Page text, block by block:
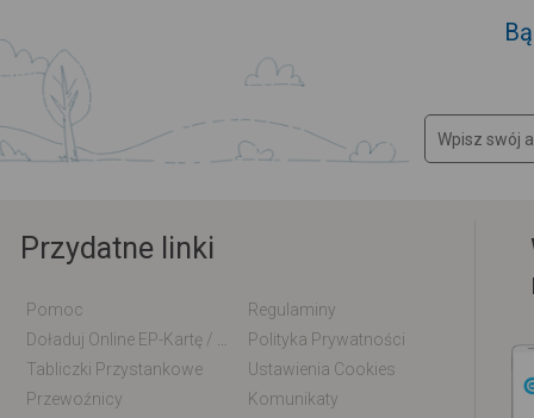
Przydatne linki
Pomoc
Regulaminy
Polityka Prywatności
Tabliczki Przystankowe
Ustawienia Cookies
Przewoźnicy
Komunikaty